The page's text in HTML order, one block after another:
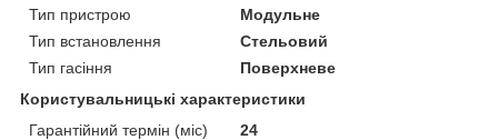
Тип пристрою
Модульне
Тип встановлення
Стельовий
Тип гасіння
Поверхневе
Користувальницькі характеристики
Гарантійний термін (міс)
24